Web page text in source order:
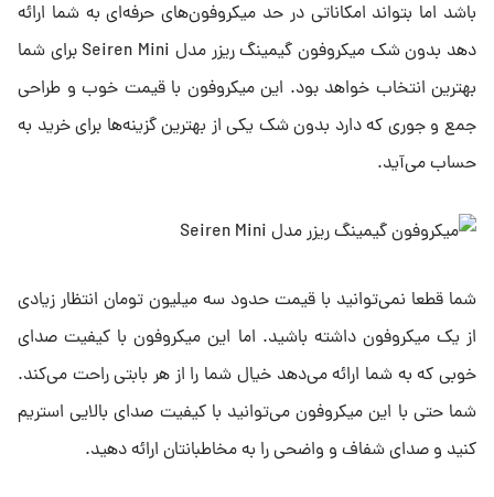
باشد اما بتواند امکاناتی در حد میکروفون‌های حرفه‌ای به شما ارائه
دهد بدون شک میکروفون گیمینگ ریزر مدل Seiren Mini برای شما
بهترین انتخاب خواهد بود. این میکروفون با قیمت خوب و طراحی
جمع و جوری که دارد بدون شک یکی از بهترین گزینه‌ها برای خرید به
حساب می‌آید.
شما قطعا نمی‌توانید با قیمت حدود سه میلیون تومان انتظار زیادی
از یک میکروفون داشته باشید. اما این میکروفون با کیفیت صدای
خوبی که به شما ارائه می‌دهد خیال شما را از هر بابتی راحت می‌کند.
شما حتی با این میکروفون می‌توانید با کیفیت صدای بالایی استریم
کنید و صدای شفاف و واضحی را به مخاطبانتان ارائه دهید.